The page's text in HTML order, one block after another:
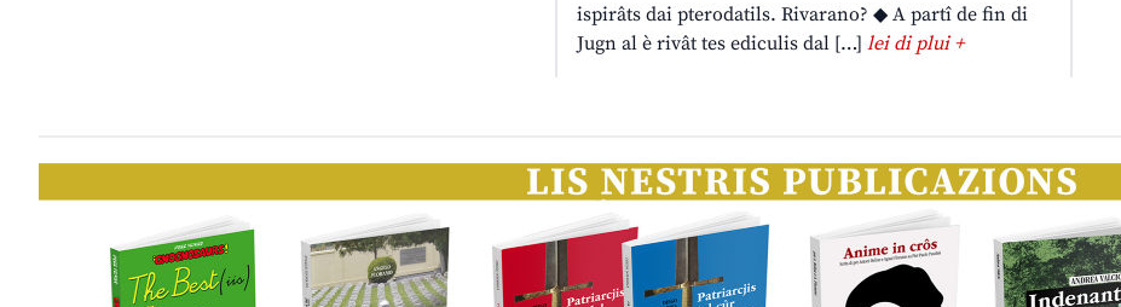
ispirâts dai pterodatils. Rivarano? ◆ A partî de fin di
Jugn al è rivât tes ediculis dal […] lei di plui +